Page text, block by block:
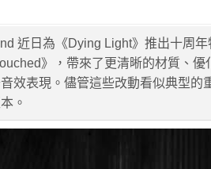
近日為《Dying Light》推出十周
》，帶來了更清晰的材質、優
效表現。儘管這些改動看似典型的
。